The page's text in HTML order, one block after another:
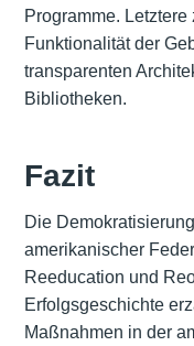
Programme.
Funktionalität der
transparenten
Bibliotheken.
Fazit
Die
amerikanischer
Reeducation und
Erfolgsgeschichte
Maßnahmen in der